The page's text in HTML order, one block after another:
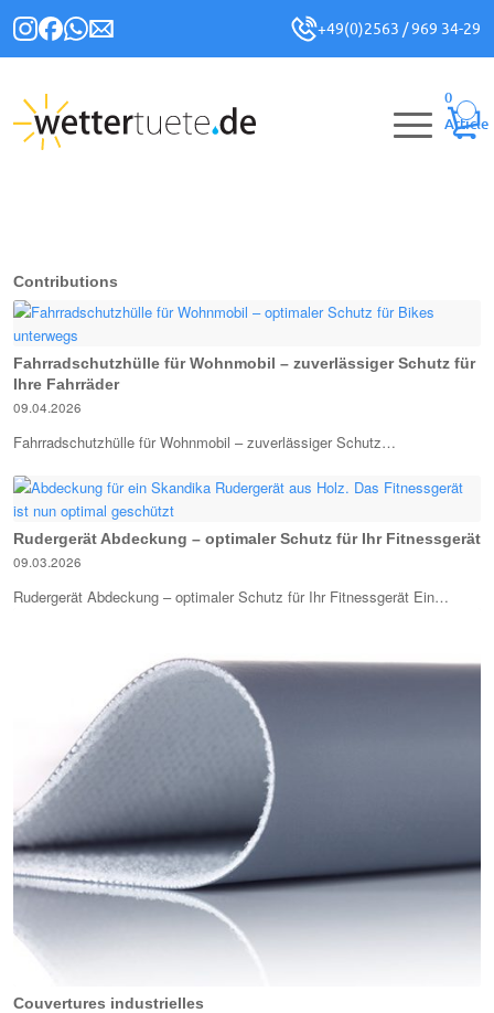
+49(0)2563 / 969 34-29
0
Article
Contributions
Fahrradschutzhülle für Wohnmobil – zuverlässiger Schutz für
Ihre Fahrräder
09.04.2026
Fahrradschutzhülle für Wohnmobil – zuverlässiger Schutz…
Rudergerät Abdeckung – optimaler Schutz für Ihr Fitnessgerät
09.03.2026
Rudergerät Abdeckung – optimaler Schutz für Ihr Fitnessgerät Ein…
Couvertures industrielles